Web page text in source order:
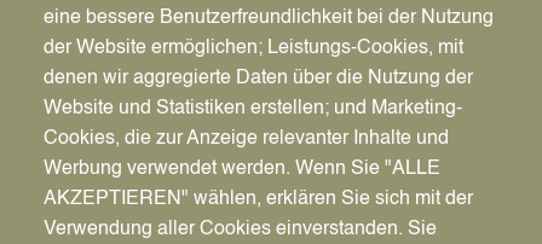
Datum
Do., 18.06.2026
Ort
Hafenstraße 133-135
Anlegestelle Liegewiese
eine bessere Benutzerfreundlichkeit bei der Nutzung
der Website ermöglichen; Leistungs-Cookies, mit
denen wir aggregierte Daten über die Nutzung der
Website und Statistiken erstellen; und Marketing-
Cookies, die zur Anzeige relevanter Inhalte und
Werbung verwendet werden. Wenn Sie "ALLE
AKZEPTIEREN" wählen, erklären Sie sich mit der
Verwendung aller Cookies einverstanden. Sie